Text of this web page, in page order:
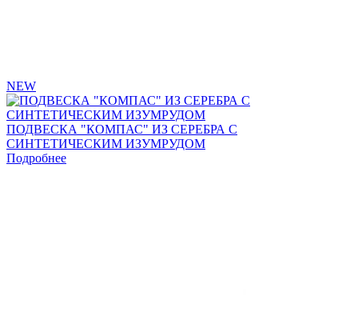
NEW
ПОДВЕСКА "КОМПАС" ИЗ СЕРЕБРА С
СИНТЕТИЧЕСКИМ ИЗУМРУДОМ
Подробнее